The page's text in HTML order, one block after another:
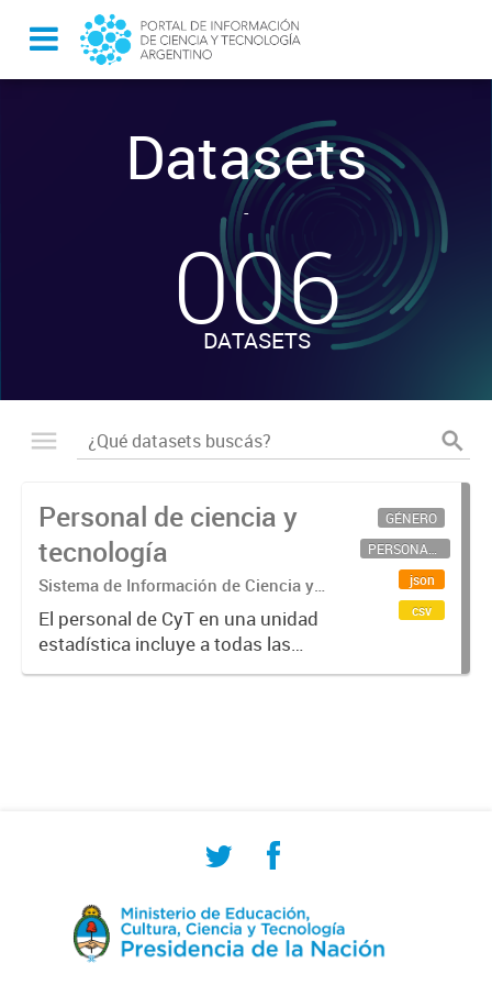
Datasets
-
006
DATASETS
Personal de ciencia y
tecnología
Sistema de Información de Ciencia y
Tecnología Argentino (SICYTAR)
El personal de CyT en una unidad
estadística incluye a todas las
personas involucradas
GÉNERO
PERSONAL CIENTÍFICO-TECNOLÓGICO
json
csv